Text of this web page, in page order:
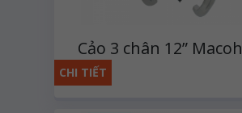
Cảo 3 chân 12” Macoh
CHI TIẾT